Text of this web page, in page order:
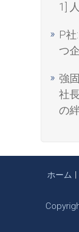
1]
P
つ
強
社
の
ホーム